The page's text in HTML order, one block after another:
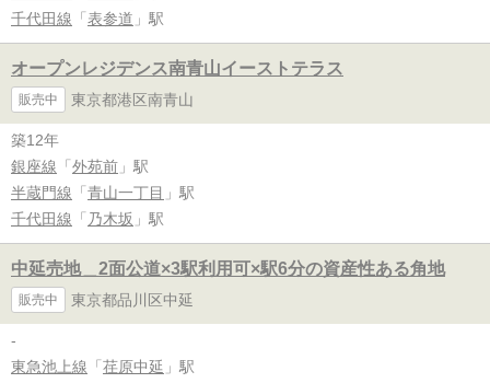
千代田線 「 表参道 」駅
オープンレジデンス南青山イーストテラス
販売中 東京都港区南青山
築12年
銀座線 「 外苑前 」駅
半蔵門線 「 青山一丁目 」駅
千代田線 「 乃木坂 」駅
中延売地＿2面公道×3駅利用可×駅6分の資産性ある角地
販売中 東京都品川区中延
-
東急池上線 「 荏原中延 」駅